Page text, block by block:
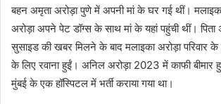
बहन अमृता अरोड़ा पुणे में अपनी मां के घर गई थीं।
अरोड़ा अपने पेट डॉग्स के साथ मां के यहां पहुंची थीं।
सुसाइड की खबर मिलने के बाद मलाइका अरोड़ा परिवार
के लिए रवाना हुईं। अनिल अरोड़ा 2023 में काफी
मुंबई के एक हॉस्पिटल में भर्ती कराया गया था।